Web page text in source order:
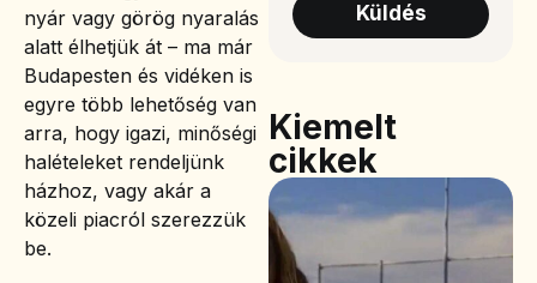
nyár vagy görög nyaralás
alatt élhetjük át – ma már
Budapesten és vidéken is
egyre több lehetőség van
arra, hogy igazi, minőségi
halételeket rendeljünk
házhoz, vagy akár a
közeli piacról szerezzük
be.
Küldés
Kiemelt
cikkek